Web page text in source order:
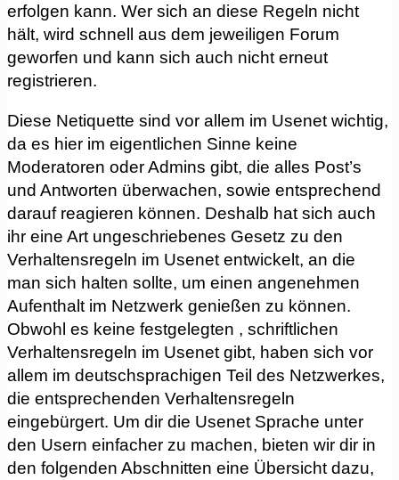
erfolgen kann. Wer sich an diese Regeln nicht
hält, wird schnell aus dem jeweiligen Forum
geworfen und kann sich auch nicht erneut
registrieren.
Diese Netiquette sind vor allem im Usenet wichtig,
da es hier im eigentlichen Sinne keine
Moderatoren oder Admins gibt, die alles Post’s
und Antworten überwachen, sowie entsprechend
darauf reagieren können. Deshalb hat sich auch
ihr eine Art ungeschriebenes Gesetz zu den
Verhaltensregeln im Usenet entwickelt, an die
man sich halten sollte, um einen angenehmen
Aufenthalt im Netzwerk genießen zu können.
Obwohl es keine festgelegten , schriftlichen
Verhaltensregeln im Usenet gibt, haben sich vor
allem im deutschsprachigen Teil des Netzwerkes,
die entsprechenden Verhaltensregeln
eingebürgert. Um dir die Usenet Sprache unter
den Usern einfacher zu machen, bieten wir dir in
den folgenden Abschnitten eine Übersicht dazu,